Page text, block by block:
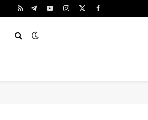
فيسبوك
X
الانستغراميوتيوبتيلقرامRSS